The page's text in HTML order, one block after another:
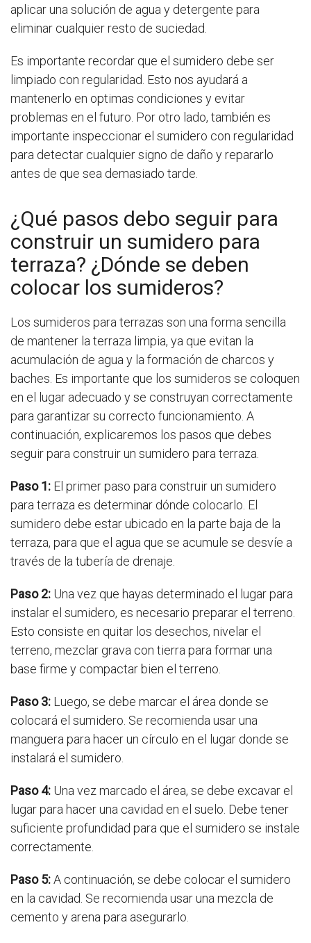
aplicar una solución de agua y detergente para
eliminar cualquier resto de suciedad.
Es importante recordar que el sumidero debe ser
limpiado con regularidad. Esto nos ayudará a
mantenerlo en optimas condiciones y evitar
problemas en el futuro. Por otro lado, también es
importante inspeccionar el sumidero con regularidad
para detectar cualquier signo de daño y repararlo
antes de que sea demasiado tarde.
¿Qué pasos debo seguir para
construir un sumidero para
terraza? ¿Dónde se deben
colocar los sumideros?
Los sumideros para terrazas son una forma sencilla
de mantener la terraza limpia, ya que evitan la
acumulación de agua y la formación de charcos y
baches. Es importante que los sumideros se coloquen
en el lugar adecuado y se construyan correctamente
para garantizar su correcto funcionamiento. A
continuación, explicaremos los pasos que debes
seguir para construir un sumidero para terraza.
Paso 1: El primer paso para construir un sumidero
para terraza es determinar dónde colocarlo. El
sumidero debe estar ubicado en la parte baja de la
terraza, para que el agua que se acumule se desvíe a
través de la tubería de drenaje.
Paso 2: Una vez que hayas determinado el lugar para
instalar el sumidero, es necesario preparar el terreno.
Esto consiste en quitar los desechos, nivelar el
terreno, mezclar grava con tierra para formar una
base firme y compactar bien el terreno.
Paso 3: Luego, se debe marcar el área donde se
colocará el sumidero. Se recomienda usar una
manguera para hacer un círculo en el lugar donde se
instalará el sumidero.
Paso 4: Una vez marcado el área, se debe excavar el
lugar para hacer una cavidad en el suelo. Debe tener
suficiente profundidad para que el sumidero se instale
correctamente.
Paso 5:A continuación, se debe colocar el sumidero
en la cavidad. Se recomienda usar una mezcla de
cemento y arena para asegurarlo.